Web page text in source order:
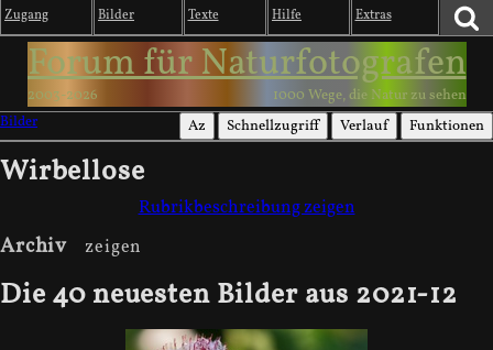
Zugang Bilder Texte Hilfe Extras
Forum für Naturfotografen
2003-2026
1000 Wege, die Natur zu sehen
Bilder
Az Schnellzugriff Verlauf Funktionen
Wirbellose
Rubrikbeschreibung zeigen
Archiv
Die 40 neuesten Bilder aus 2021-12